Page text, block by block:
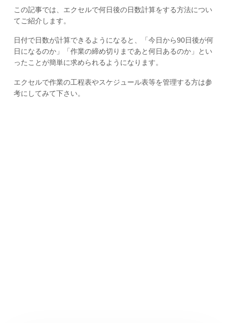
この記事では、エクセルで何日後の日数計算をする方法につい
てご紹介します。
日付で日数が計算できるようになると、「今日から90日後が何
日になるのか」「作業の締め切りまであと何日あるのか」とい
ったことが簡単に求められるようになります。
エクセルで作業の工程表やスケジュール表等を管理する方は参
考にしてみて下さい。